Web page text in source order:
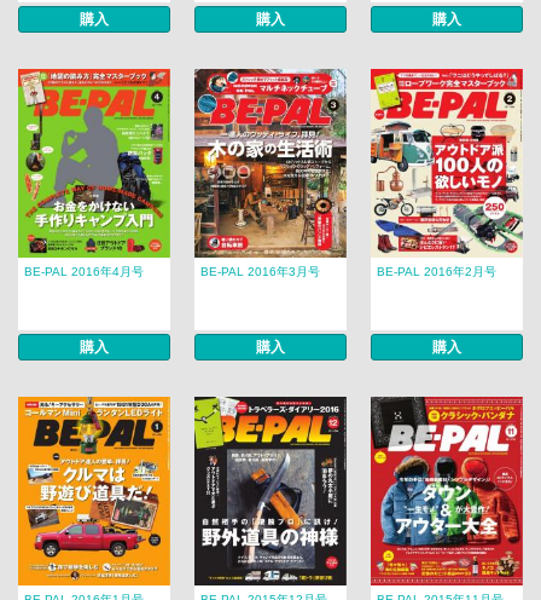
購入 購入 購入
BE-PAL 2016年4月号
購入
BE-PAL 2016年3月号
購入
BE-PAL 2016年2月号
購入